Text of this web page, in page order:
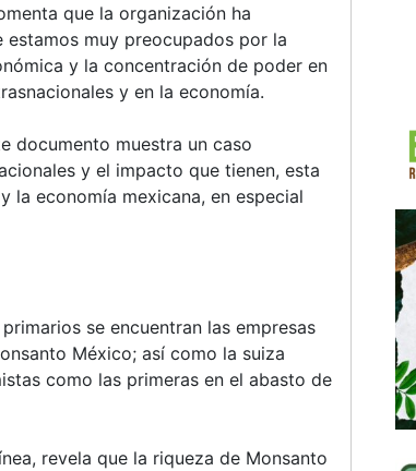
que la organización ha
muy preocupados por la
y la concentración de poder en
y en la economía.
documento muestra un caso
y el impacto que tienen, esta
la economía mexicana, en especial
se encuentran las empresas
México; así como la suiza
como las primeras en el abasto de
revela que la riqueza de Monsanto